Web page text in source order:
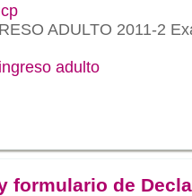
ADULTO 2011-2
ingreso adulto
formulario de